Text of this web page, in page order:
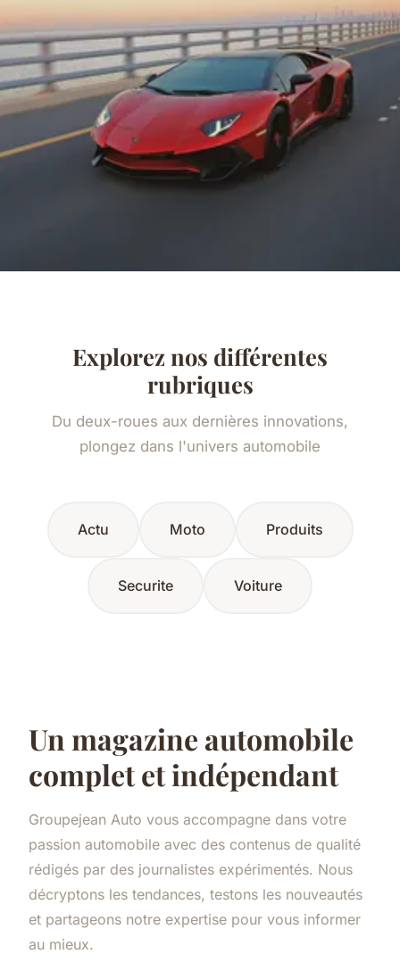
Explorez nos différentes
rubriques
Du deux-roues aux dernières innovations,
plongez dans l'univers automobile
Actu Moto Produits
Securite Voiture
Un magazine automobile
complet et indépendant
Groupejean Auto vous accompagne dans votre
passion automobile avec des contenus de qualité
rédigés par des journalistes expérimentés. Nous
décryptons les tendances, testons les nouveautés
et partageons notre expertise pour vous informer
au mieux.